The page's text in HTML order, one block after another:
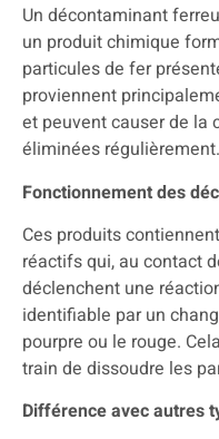
Un décontaminant
un produit chimique
particules de fer
proviennent
et peuvent causer de la
éliminées régulièrement.
Fonctionnement des
Ces produits
réactifs qui, au contact
déclenchent une
identifiable par un
pourpre ou le rouge.
train de dissoudre les
Différence avec autres